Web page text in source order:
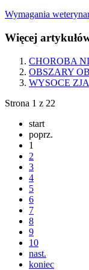
Wymagania
Więcej
CHOROBA
OBSZARY
WYSOCE
Strona 1 z 22
start
poprz.
1
2
3
4
5
6
7
8
9
10
nast.
koniec